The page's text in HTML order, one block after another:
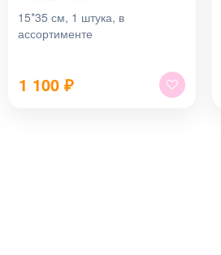
15*35 см, 1 штука, в
ассортименте
1 100 ₽